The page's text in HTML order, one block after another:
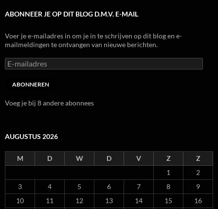
ABONNEER JE OP DIT BLOG D.M.V. E-MAIL
Voer je e-mailadres in om je in te schrijven op dit blog en e-
mailmeldingen te ontvangen van nieuwe berichten.
E-
mailadres
ABONNEREN
Voeg je bij 8 andere abonnees
AUGUSTUS 2026
M D W D V Z
Z
1
2
3
4 5 6 7 8
9
10
11 12 13 14 15
16